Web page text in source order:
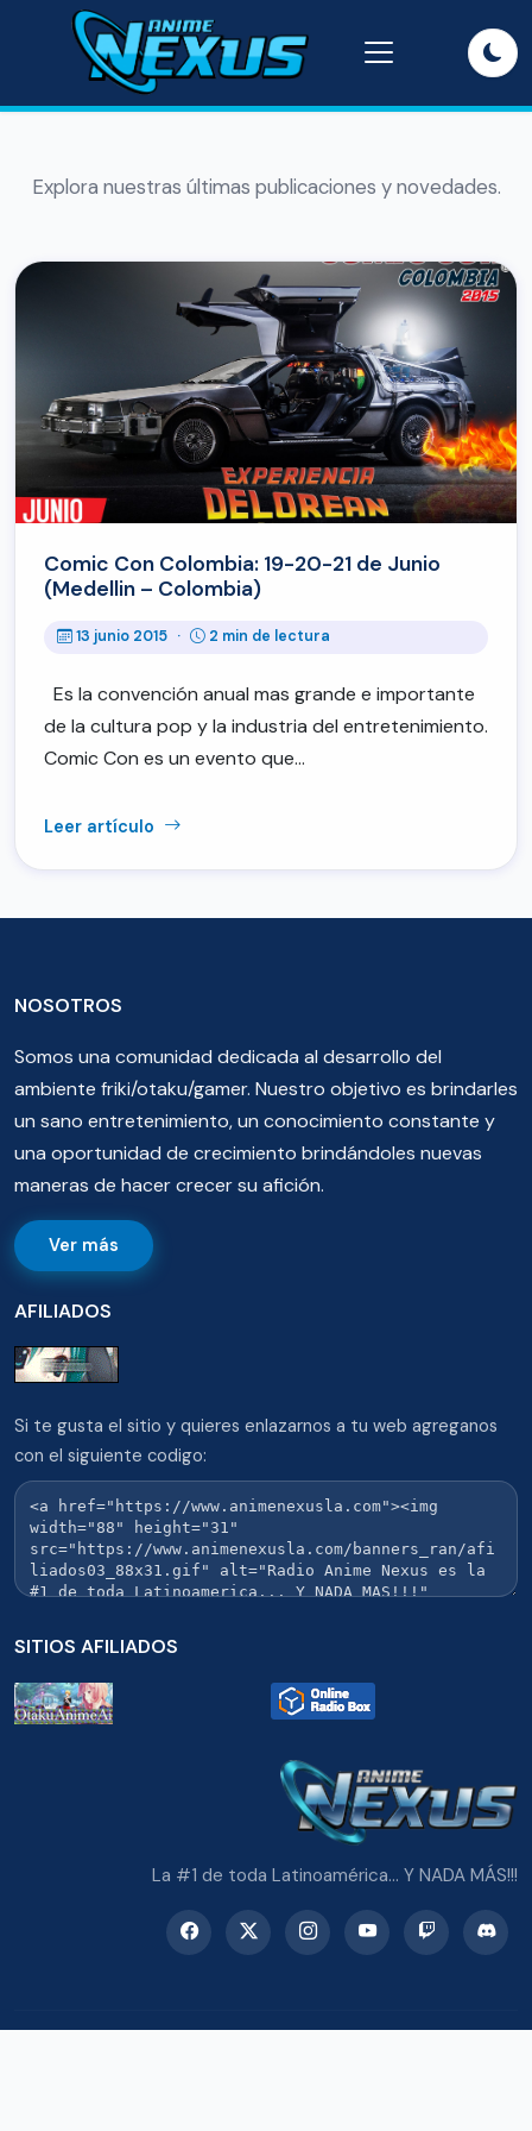
Explora nuestras últimas publicaciones y novedades.
Comic Con Colombia: 19-20-21 de Junio
(Medellin – Colombia)
13 junio 2015 · 2 min de lectura
Es la convención anual mas grande e importante
de la cultura pop y la industria del entretenimiento.
Comic Con es un evento que…
Leer artículo
NOSOTROS
Somos una comunidad dedicada al desarrollo del
ambiente friki/otaku/gamer. Nuestro objetivo es brindarles
un sano entretenimiento, un conocimiento constante y
una oportunidad de crecimiento brindándoles nuevas
maneras de hacer crecer su afición.
Ver más
AFILIADOS
Si te gusta el sitio y quieres enlazarnos a tu web agreganos
con el siguiente codigo:
SITIOS AFILIADOS
La #1 de toda Latinoamérica... Y NADA MÁS!!!